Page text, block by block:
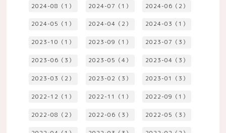
2024-08（1） 2024-07（1） 2024-06（2）
2024-05（1） 2024-04（2） 2024-03（1）
2023-10（1） 2023-09（1） 2023-07（3）
2023-06（3） 2023-05（4） 2023-04（3）
2023-03（2） 2023-02（3） 2023-01（3）
2022-12（1） 2022-11（1） 2022-09（1）
2022-08（2） 2022-06（3） 2022-05（3）